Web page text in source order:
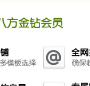
过滤网的设置
以及铸造工艺
零件,采用金属
可以将过滤网